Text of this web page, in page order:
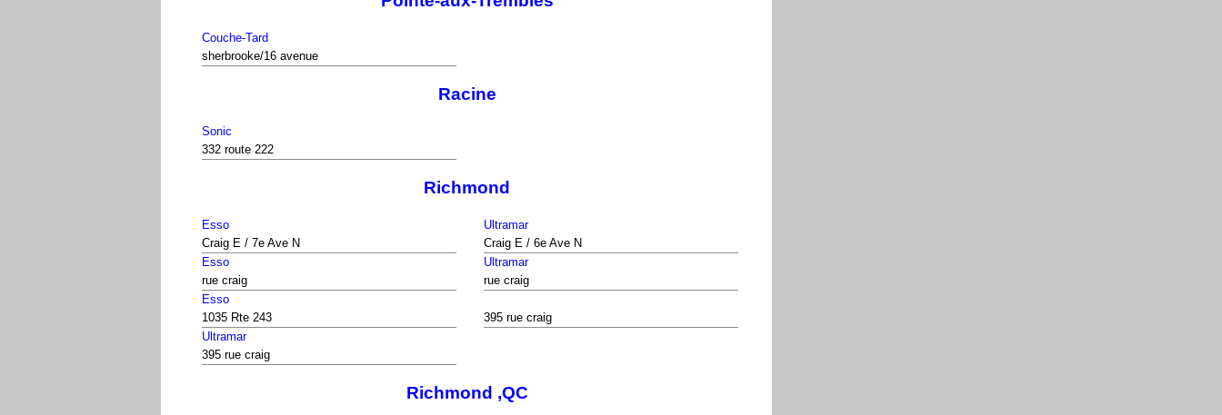
Couche-Tard
sherbrooke/16 avenue
Racine
Sonic
332 route 222
Richmond
Esso
Craig E / 7e Ave N
Ultramar
Craig E / 6e Ave N
Esso
rue craig
Ultramar
rue craig
Esso
1035 Rte 243
395 rue craig
Ultramar
395 rue craig
Richmond ,QC